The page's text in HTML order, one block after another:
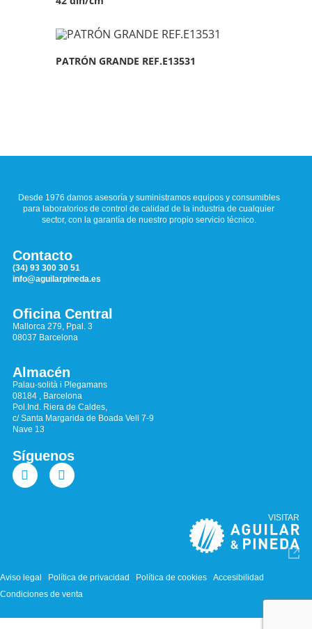
PATRÓN GRANDE REF.E13531
Desde 1976 damos asesoría y suministramos equipos y consumibles
para laboratorios de control de calidad de la industria de cualquier
sector, con la garantía de nuestro propio servicio técnico.
Contacto
(34) 93 300 30 51
info@aguilarpineda.es
Oficina Central
Mallorca 279, Ppal. 3
08037 Barcelona
Almacén
Palau-solità i Plegamans
08184 , Barcelona
Pol.Ind. Riera de Caldes,
c/ Santa Margarida de Boada Vell 7-9
Nave 13
Síguenos
VISITAR
Aviso legal Política de privacidad Política de cookies
Accesibilidad
Condiciones de venta